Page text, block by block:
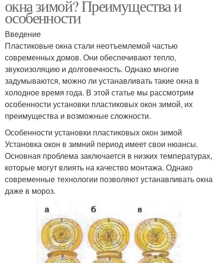
окна зимой? Преимущества и
особенности
Введение
Пластиковые окна стали неотъемлемой частью
современных домов. Они обеспечивают тепло,
звукоизоляцию и долговечность. Однако многие
задумываются, можно ли устанавливать такие окна в
холодное время года. В этой статье мы рассмотрим
особенности установки пластиковых окон зимой, их
преимущества и возможные сложности.
Особенности установки пластиковых окон зимой
Установка окон в зимний период имеет свои нюансы.
Основная проблема заключается в низких температурах,
которые могут влиять на качество монтажа. Однако
современные технологии позволяют устанавливать окна
даже в мороз.